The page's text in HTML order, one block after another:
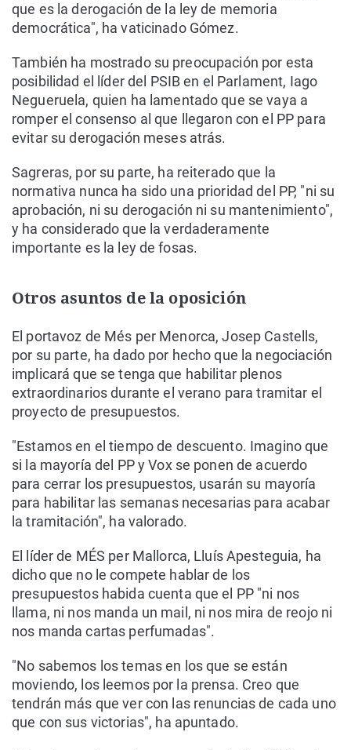
que es la derogación de la ley de memoria
democrática", ha vaticinado Gómez.
También ha mostrado su preocupación por esta
posibilidad el líder del PSIB en el Parlament, Iago
Negueruela, quien ha lamentado que se vaya a
romper el consenso al que llegaron con el PP para
evitar su derogación meses atrás.
Sagreras, por su parte, ha reiterado que la
normativa nunca ha sido una prioridad del PP, "ni su
aprobación, ni su derogación ni su mantenimiento",
y ha considerado que la verdaderamente
importante es la ley de fosas.
Otros asuntos de la oposición
El portavoz de Més per Menorca, Josep Castells,
por su parte, ha dado por hecho que la negociación
implicará que se tenga que habilitar plenos
extraordinarios durante el verano para tramitar el
proyecto de presupuestos.
"Estamos en el tiempo de descuento. Imagino que
si la mayoría del PP y Vox se ponen de acuerdo
para cerrar los presupuestos, usarán su mayoría
para habilitar las semanas necesarias para acabar
la tramitación", ha valorado.
El líder de MÉS per Mallorca, Lluís Apesteguia, ha
dicho que no le compete hablar de los
presupuestos habida cuenta que el PP "ni nos
llama, ni nos manda un mail, ni nos mira de reojo ni
nos manda cartas perfumadas".
"No sabemos los temas en los que se están
moviendo, los leemos por la prensa. Creo que
tendrán más que ver con las renuncias de cada uno
que con sus victorias", ha apuntado.